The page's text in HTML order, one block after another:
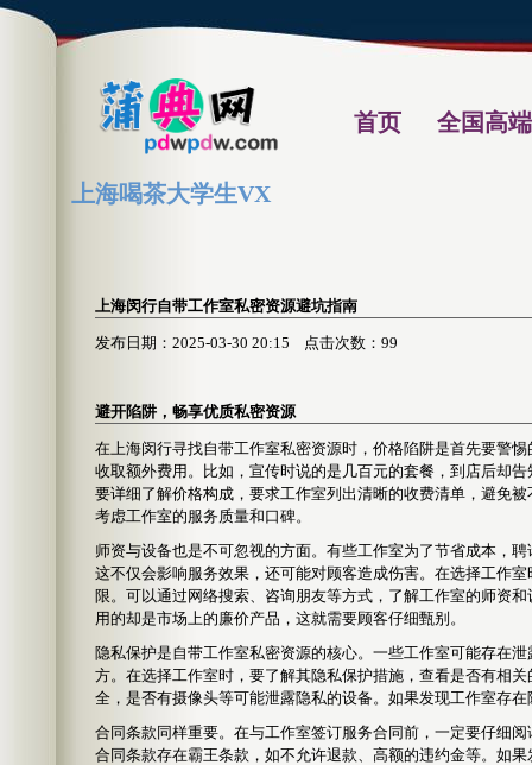
首页 全国高
上海喝茶大学生VX
上海闵行自带工作室私密资源避坑指南
发布日期：2025-03-30 20:15 点击次数：99
避开陷阱，畅享优质私密资源
在上海闵行寻找自带工作室私密资源时，价格陷阱是首先要警
收取额外费用。比如，宣传时说的是几百元的套餐，到店后却
要详细了解价格构成，要求工作室列出清晰的收费清单，避免
考虑工作室的服务质量和口碑。
师资与设备也是不可忽视的方面。有些工作室为了节省成本，
这不仅会影响服务效果，还可能对顾客造成伤害。在选择工作
限。可以通过网络搜索、咨询朋友等方式，了解工作室的师资
用的却是市场上的廉价产品，这就需要顾客仔细甄别。
隐私保护是自带工作室私密资源的核心。一些工作室可能存在
方。在选择工作室时，要了解其隐私保护措施，查看是否有相
全，是否有摄像头等可能泄露隐私的设备。如果发现工作室存
合同条款同样重要。在与工作室签订服务合同前，一定要仔细
合同条款存在霸王条款，如不允许退款、高额的违约金等。如